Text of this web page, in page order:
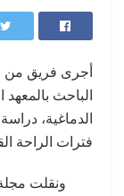
أجرى فريق من
الباحث
الدماغية،
فترات الراحة